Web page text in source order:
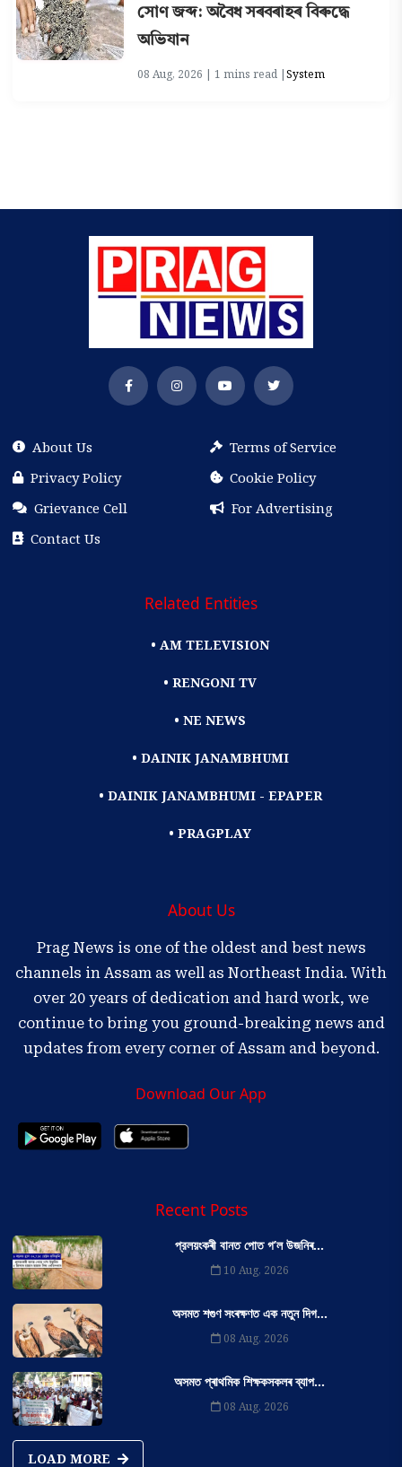
সোণ জব্দ: অবৈধ সৰবৰাহৰ বিৰুদ্ধে
অভিযান
08 Aug, 2026 | 1 mins read |System
About Us
Terms of Service
Privacy Policy
Cookie Policy
Grievance Cell
For Advertising
Contact Us
Related Entities
• AM TELEVISION
• RENGONI TV
• NE NEWS
• DAINIK JANAMBHUMI
• DAINIK JANAMBHUMI - EPAPER
• PRAGPLAY
About Us
Prag News is one of the oldest and best news
channels in Assam as well as Northeast India. With
over 20 years of dedication and hard work, we
continue to bring you ground-breaking news and
updates from every corner of Assam and beyond.
Download Our App
Recent Posts
প্রলয়ংকৰী বানত পোত গ’ল উজনিৰ...
10 Aug, 2026
অসমত শগুণ সংৰক্ষণত এক নতুন দিগ...
08 Aug, 2026
অসমত প্ৰাথমিক শিক্ষকসকলৰ ব্যাপ...
08 Aug, 2026
LOAD MORE